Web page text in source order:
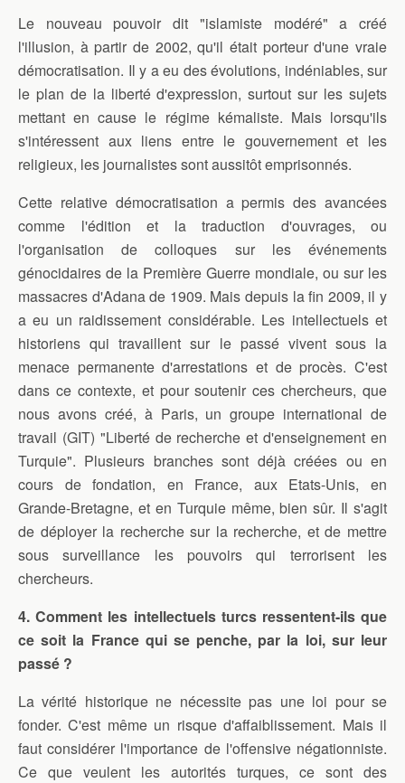
Le nouveau pouvoir dit "islamiste modéré" a créé
l'illusion, à partir de 2002, qu'il était porteur d'une vraie
démocratisation. Il y a eu des évolutions, indéniables, sur
le plan de la liberté d'expression, surtout sur les sujets
mettant en cause le régime kémaliste. Mais lorsqu'ils
s'intéressent aux liens entre le gouvernement et les
religieux, les journalistes sont aussitôt emprisonnés.
Cette relative démocratisation a permis des avancées
comme l'édition et la traduction d'ouvrages, ou
l'organisation de colloques sur les événements
génocidaires de la Première Guerre mondiale, ou sur les
massacres d'Adana de 1909. Mais depuis la fin 2009, il y
a eu un raidissement considérable. Les intellectuels et
historiens qui travaillent sur le passé vivent sous la
menace permanente d'arrestations et de procès. C'est
dans ce contexte, et pour soutenir ces chercheurs, que
nous avons créé, à Paris, un groupe international de
travail (GIT) "Liberté de recherche et d'enseignement en
Turquie". Plusieurs branches sont déjà créées ou en
cours de fondation, en France, aux Etats-Unis, en
Grande-Bretagne, et en Turquie même, bien sûr. Il s'agit
de déployer la recherche sur la recherche, et de mettre
sous surveillance les pouvoirs qui terrorisent les
chercheurs.
4. Comment les intellectuels turcs ressentent-ils que
ce soit la France qui se penche, par la loi, sur leur
passé ?
La vérité historique ne nécessite pas une loi pour se
fonder. C'est même un risque d'affaiblissement. Mais il
faut considérer l'importance de l'offensive négationniste.
Ce que veulent les autorités turques, ce sont des